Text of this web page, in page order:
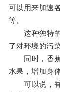
可以用来加速
等。
这种独特的
了对环境的污染
同时，香蕉
水果，增加身
可以说，香